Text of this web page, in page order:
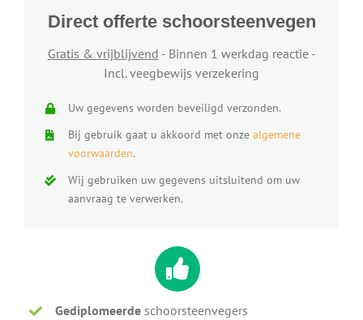
Direct offerte schoorsteenvegen
Gratis & vrijblijvend - Binnen 1 werkdag reactie -
Incl. veegbewijs verzekering
Uw gegevens worden beveiligd verzonden.
Bij gebruik gaat u akkoord met onze algemene
voorwaarden.
Wij gebruiken uw gegevens uitsluitend om uw
aanvraag te verwerken.
Gediplomeerde schoorsteenvegers